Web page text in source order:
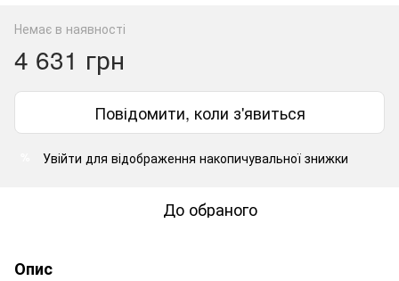
Немає в наявності
4 631 грн
Повідомити, коли з'явиться
Увійти для відображення накопичувальної знижки
До обраного
Опис